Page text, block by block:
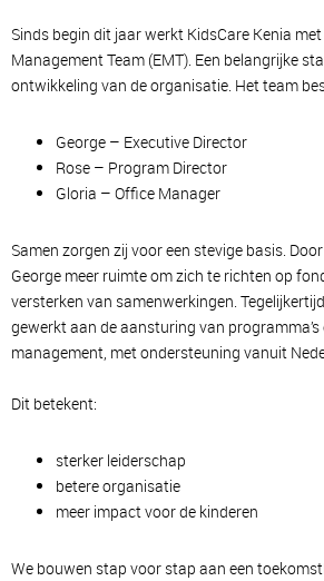
Sinds begin dit jaar werkt KidsCare Kenia
Management Team (EMT). Een belangrijke
ontwikkeling van de organisatie. Het team
George – Executive Director
Rose – Program Director
Gloria – Office Manager
Samen zorgen zij voor een stevige basis.
George meer ruimte om zich te richten op
versterken van samenwerkingen.
gewerkt aan de aansturing van programma’s
management, met ondersteuning vanuit
Dit betekent:
sterker leiderschap
betere organisatie
meer impact voor de kinderen
We bouwen stap voor stap aan een